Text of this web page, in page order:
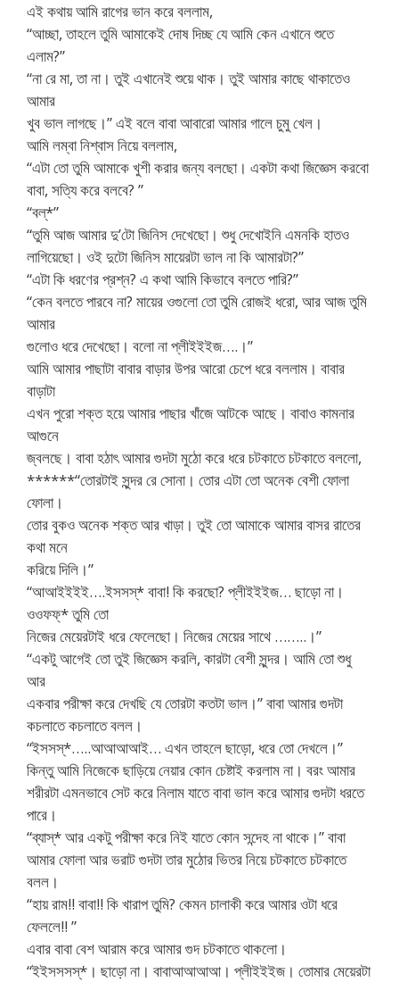
এই কথায় আমি রাগের ভান করে বললাম,
“আচ্ছা, তাহলে তুমি আমাকেই দোষ দিচ্ছ যে আমি কেন এখানে শুতে
এলাম?”
“না রে মা, তা না। তুই এখানেই শুয়ে থাক। তুই আমার কাছে থাকাতেও
আমার
খুব ভাল লাগছে।” এই বলে বাবা আবারো আমার গালে চুমু খেল।
আমি লম্বা নিশ্বাস নিয়ে বললাম,
“এটা তো তুমি আমাকে খুশী করার জন্য বলছো। একটা কথা জিজ্ঞেস করবো
বাবা, সত্যি করে বলবে? ”
“বল্*”
“তুমি আজ আমার দু’টো জিনিস দেখেছো। শুধু দেখোইনি এমনকি হাতও
লাগিয়েছো। ওই দুটো জিনিস মায়েরটা ভাল না কি আমারটা?”
“এটা কি ধরণের প্রশ্ন? এ কথা আমি কিভাবে বলতে পারি?”
“কেন বলতে পারবে না? মায়ের ওগুলো তো তুমি রোজই ধরো, আর আজ তুমি
আমার
গুলোও ধরে দেখেছো। বলো না প্লীইইইজ….।”
আমি আমার পাছাটা বাবার বাড়ার উপর আরো চেপে ধরে বললাম। বাবার
বাড়াটা
এখন পুরো শক্ত হয়ে আমার পাছার খাঁজে আটকে আছে। বাবাও কামনার
আগুনে
জ্বলছে। বাবা হঠাৎ আমার গুদটা মুঠো করে ধরে চটকাতে চটকাতে বললো,
******“তোরটাই সুন্দর রে সোনা। তোর এটা তো অনেক বেশী ফোলা
ফোলা।
তোর বুকও অনেক শক্ত আর খাড়া। তুই তো আমাকে আমার বাসর রাতের
কথা মনে
করিয়ে দিলি।”
“আআইইইই….ইসসস্* বাবা! কি করছো? প্লীইইইজ… ছাড়ো না।
ওওফফ্* তুমি তো
নিজের মেয়েরটাই ধরে ফেলেছো। নিজের মেয়ের সাথে ……..।”
“একটু আগেই তো তুই জিজ্ঞেস করলি, কারটা বেশী সুন্দর। আমি তো শুধু
আর
একবার পরীক্ষা করে দেখছি যে তোরটা কতটা ভাল।” বাবা আমার গুদটা
কচলাতে কচলাতে বলল।
“ইসসস্*…..আআআআই… এখন তাহলে ছাড়ো, ধরে তো দেখলে।”
কিন্তু আমি নিজেকে ছাড়িয়ে নেয়ার কোন চেষ্টাই করলাম না। বরং আমার
শরীরটা এমনভাবে সেট করে নিলাম যাতে বাবা ভাল করে আমার গুদটা ধরতে
পারে।
“ব্যাস্* আর একটু পরীক্ষা করে নিই যাতে কোন সন্দেহ না থাকে।” বাবা
আমার ফোলা আর ভরাট গুদটা তার মুঠোর ভিতর নিয়ে চটকাতে চটকাতে
বলল।
“হায় রাম!! বাবা!! কি খারাপ তুমি? কেমন চালাকী করে আমার ওটা ধরে
ফেললে!! ”
এবার বাবা বেশ আরাম করে আমার গুদ চটকাতে থাকলো।
“ইইসসসস্*। ছাড়ো না। বাবাআআআআ। প্লীইইইজ। তোমার মেয়েরটা